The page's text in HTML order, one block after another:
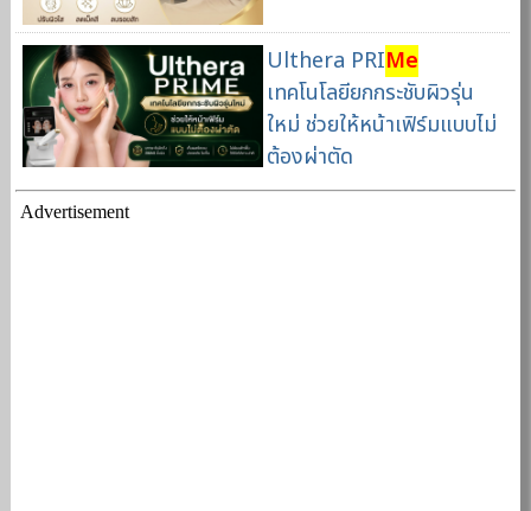
Ulthera PRIMe
เทคโนโลยียกกระชับผิวรุ่น
ใหม่ ช่วยให้หน้าเฟิร์มแบบไม่
ต้องผ่าตัด
Advertisement